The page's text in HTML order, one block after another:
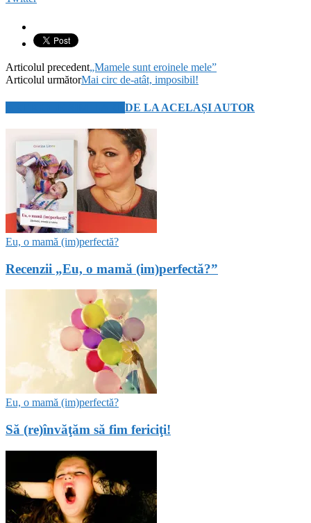
Articolul precedent„Mamele sunt eroinele mele”
Articolul următorMai circ de-atât, imposibil!
DE LA ACELAȘI AUTOR
Eu, o mamă (im)perfectă?
Recenzii „Eu, o mamă (im)perfectă?”
Eu, o mamă (im)perfectă?
Să (re)învăţăm să fim fericiţi!